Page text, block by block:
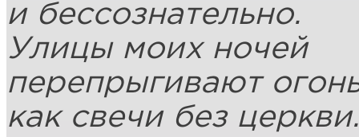
и бессознательно.
Улицы моих ночей
перепрыгивают
как свечи без церкви.